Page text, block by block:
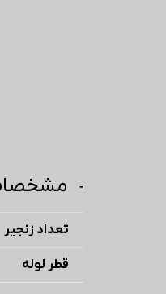
تعداد زنجیر
قطر لوله